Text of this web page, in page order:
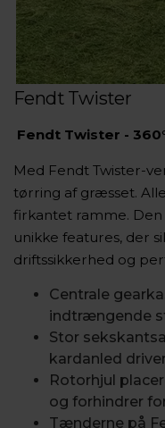
Fendt Twister
Fendt Twister -
Med Fendt Twister-
tørring af græsset.
firkantet ramme.
unikke features, der
driftssikkerhed og
Centrale
indtrængende
Stor
kardanled
Rotorhjul
og forhindrer
Tænderne på